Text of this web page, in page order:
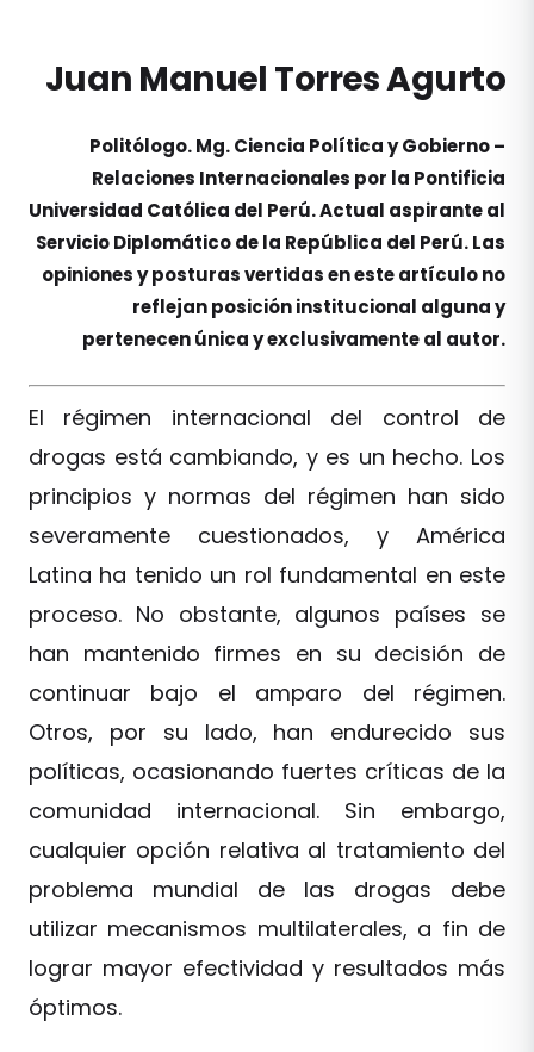
Juan Manuel Torres Agurto
Politólogo. Mg. Ciencia Política y Gobierno –
Relaciones Internacionales por la Pontificia
Universidad Católica del Perú. Actual aspirante al
Servicio Diplomático de la República del Perú. Las
opiniones y posturas vertidas en este artículo no
reflejan posición institucional alguna y
pertenecen única y exclusivamente al autor.
El régimen internacional del control de
drogas está cambiando, y es un hecho. Los
principios y normas del régimen han sido
severamente cuestionados, y América
Latina ha tenido un rol fundamental en este
proceso. No obstante, algunos países se
han mantenido firmes en su decisión de
continuar bajo el amparo del régimen.
Otros, por su lado, han endurecido sus
políticas, ocasionando fuertes críticas de la
comunidad internacional. Sin embargo,
cualquier opción relativa al tratamiento del
problema mundial de las drogas debe
utilizar mecanismos multilaterales, a fin de
lograr mayor efectividad y resultados más
óptimos.